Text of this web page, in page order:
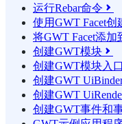
运行Rebar命令 
使用GWT Facet创
将GWT Facet添加
创建GWT模块 
创建GWT模块入
创建GWT
创建GWT
创建GWT事件和